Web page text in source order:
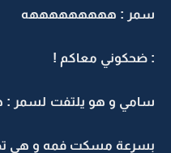
سمر : هههههههههه
: ضحكوني معاكم !
سامي و هو يلتفت لسمر :
بسرعة مسكت فمه و هي